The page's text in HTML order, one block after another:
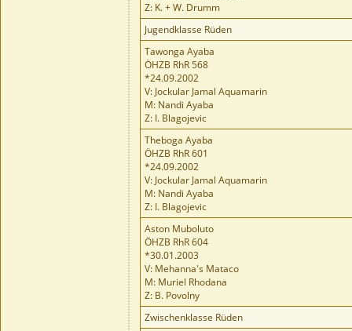
Z: K. + W. Drumm
Jugendklasse Rüden
Tawonga Ayaba
ÖHZB RhR 568
*24.09.2002
V: Jockular Jamal Aquamarin
M: Nandi Ayaba
Z: I. Blagojevic
Theboga Ayaba
ÖHZB RhR 601
*24.09.2002
V: Jockular Jamal Aquamarin
M: Nandi Ayaba
Z: I. Blagojevic
Aston Muboluto
ÖHZB RhR 604
*30.01.2003
V: Mehanna's Mataco
M: Muriel Rhodana
Z: B. Povolny
Zwischenklasse Rüden